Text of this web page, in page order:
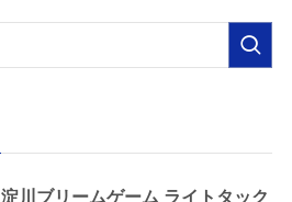
淀川ブリームゲーム ライトタック